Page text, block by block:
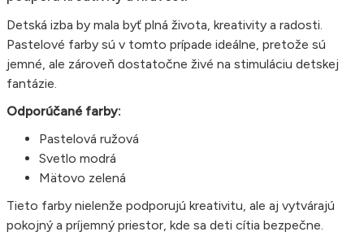
Detská izba by mala byť plná života, kreativity a radosti.
Pastelové farby sú v tomto prípade ideálne, pretože sú
jemné, ale zároveň dostatočne živé na stimuláciu detskej
fantázie.
Odporúčané farby:
Pastelová ružová
Svetlo modrá
Mätovo zelená
Tieto farby nielenže podporujú kreativitu, ale aj vytvárajú
pokojný a príjemný priestor, kde sa deti cítia bezpečne.